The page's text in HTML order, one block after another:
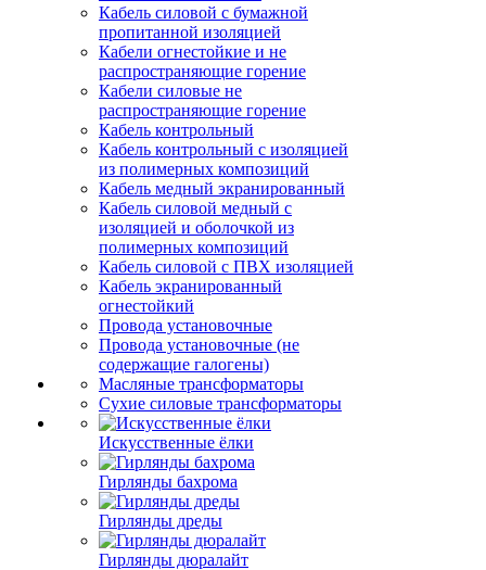
Кабель силовой с бумажной
пропитанной изоляцией
Кабели огнестойкие и не
распространяющие горение
Кабели силовые не
распространяющие горение
Кабель контрольный
Кабель контрольный с изоляцией
из полимерных композиций
Кабель медный экранированный
Кабель силовой медный с
изоляцией и оболочкой из
полимерных композиций
Кабель силовой с ПВХ изоляцией
Кабель экранированный
огнестойкий
Провода установочные
Провода установочные (не
содержащие галогены)
Масляные трансформаторы
Сухие силовые трансформаторы
Искусственные ёлки
Гирлянды бахрома
Гирлянды дреды
Гирлянды дюралайт